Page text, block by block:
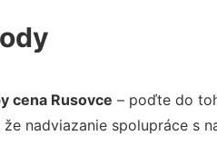
cena Rusovce – poďte do
že nadviazanie spolupráce s